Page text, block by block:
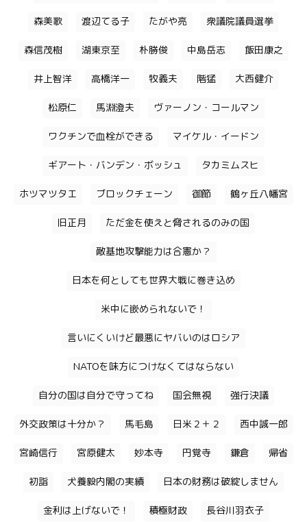
森美歌 渡辺てる子 たがや亮 衆議院議員選挙
森信茂樹 湖東京至 朴勝俊 中島岳志 飯田康之
井上智洋 高橋洋一 牧義夫 階猛 大西健介
松原仁 馬淵澄夫 ヴァーノン・コールマン
ワクチンで血栓ができる マイケル・イードン
ギアート・バンデン・ボッシュ タカミムスヒ
ホツマツタエ ブロックチェーン 御節 鶴ヶ丘八幡宮
旧正月 ただ金を使えと脅されるのみの国
敵基地攻撃能力は合憲か？
日本を何としても世界大戦に巻き込め
米中に嵌められないで！
言いにくいけど最悪にヤバいのはロシア
NATOを味方につけなくてはならない
自分の国は自分で守ってね 国会無視 強行決議
外交政策は十分か？ 馬毛島 日米２＋２ 西中誠一郎
宮崎信行 宮原健太 妙本寺 円覚寺 鎌倉 帰省
初詣 犬養毅内閣の実績 日本の財務は破綻しません
金利は上げないで！ 積極財政 長谷川羽衣子